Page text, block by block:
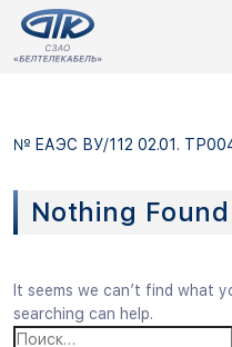
№ ЕАЭС ВУ/112 02.01.
Nothing Found
It seems we can’t find what
searching can help.
Найти: